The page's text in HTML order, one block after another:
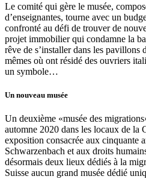
Le comité qui gère le musée,
d’enseignantes, tourne avec un
confronté au défi de trouver de
projet immobilier qui condamne la
rêve de s’installer dans les pavillons
mêmes où ont résidé des ouvriers
un symbole…
Un nouveau musée
Un deuxième «musée des
automne 2020 dans les locaux de la
exposition consacrée aux cinquante
Schwarzenbach et aux droits
désormais deux lieux dédiés à la
Suisse aucun grand musée dédié